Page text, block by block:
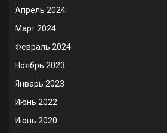
Апрель 2024
Март 2024
Февраль 2024
Ноябрь 2023
Январь 2023
Июнь 2022
Июнь 2020